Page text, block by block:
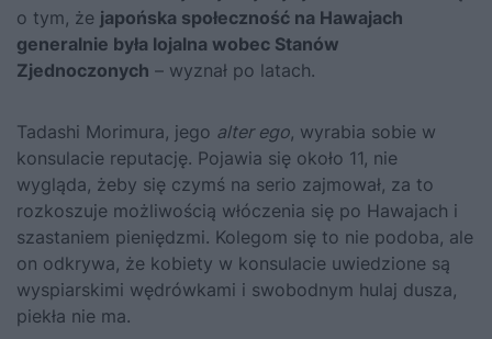
o tym, że japońska społeczność na Hawajach
generalnie była lojalna wobec Stanów
Zjednoczonych – wyznał po latach.
Tadashi Morimura, jego alter ego, wyrabia sobie w
konsulacie re­putację. Pojawia się około 11, nie
wygląda, żeby się czymś na serio zajmował, za to
rozkoszuje możliwością włóczenia się po Hawajach i
szastaniem pieniędzmi. Kolegom się to nie podoba, ale
on odkry­wa, że kobiety w konsulacie uwiedzione są
wyspiarskimi wędrów­kami i swobodnym hulaj dusza,
piekła nie ma.